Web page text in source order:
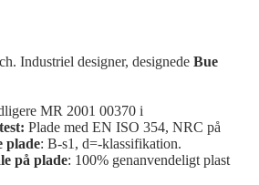
Industriel designer, designede Bue
MR 2001 00370 i
Plade med EN ISO 354, NRC på
plade: B-s1, d=-klassifikation.
på plade: 100% genanvendeligt plast